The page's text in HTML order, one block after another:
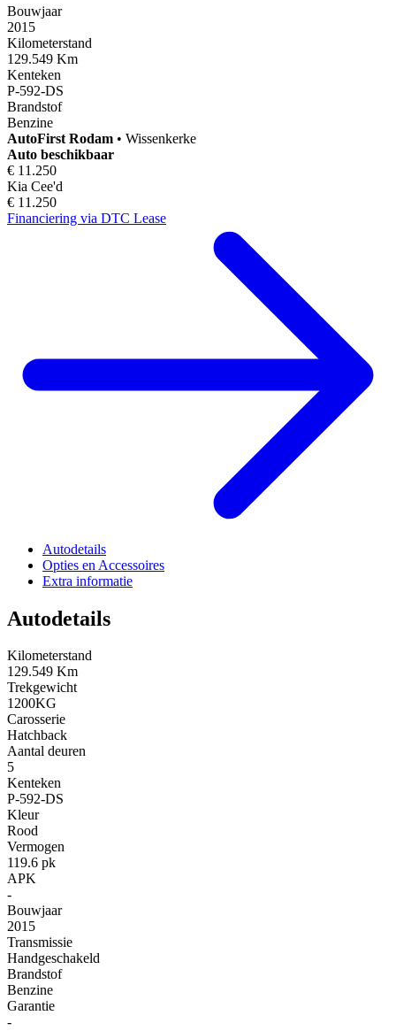
Bouwjaar
2015
Kilometerstand
129.549 Km
Kenteken
P-592-DS
Brandstof
Benzine
AutoFirst Rodam • Wissenkerke
Auto beschikbaar
€ 11.250
Kia Cee'd
€ 11.250
Financiering via DTC Lease
Autodetails
Opties en Accessoires
Extra informatie
Autodetails
Kilometerstand
129.549 Km
Trekgewicht
1200KG
Carosserie
Hatchback
Aantal deuren
5
Kenteken
P-592-DS
Kleur
Rood
Vermogen
119.6 pk
APK
-
Bouwjaar
2015
Transmissie
Handgeschakeld
Brandstof
Benzine
Garantie
-